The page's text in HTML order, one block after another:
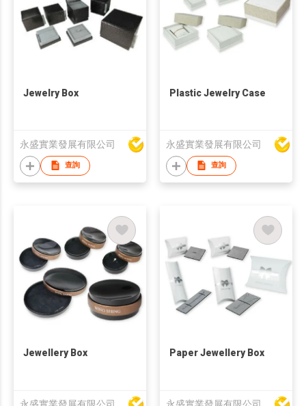
Jewelry Box
永盛實業發展有限公司
查詢
Plastic Jewelry Case
永盛實業發展有限公司
查詢
Jewellery Box Paper Jewellery Box